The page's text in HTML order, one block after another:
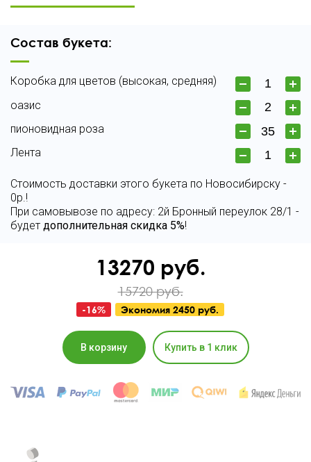
Состав букета:
Коробка для цветов (высокая, средняя)
оазис
пионовидная роза
Лента
Стоимость доставки этого букета по Новосибирску -
0р.!
При самовывозе по адресу: 2й Бронный переулок 28/1 -
будет дополнительная скидка 5%!
13270 руб.
15720 руб.
-16% Экономия 2450 руб.
В корзину Купить в 1 клик